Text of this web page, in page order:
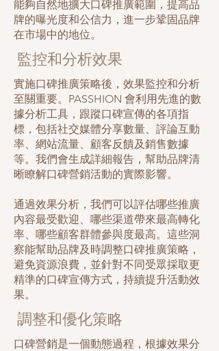
能夠自然地擴大口碑推廣範圍，提高品
牌的曝光度和公信力，進一步鞏固品牌
在市場中的地位。
監控和分析效果
實施口碑推廣策略後，效果監控和分析
至關重要。PASSHION 會利用先進的數
據分析工具，跟蹤口碑宣傳的各項指
標，包括社交媒體分享數量、評論互動
率、網站流量、顧客反饋及銷售數據
等。我們會生成詳細報告，幫助品牌清
晰瞭解口碑營銷活動的實際影響。
通過效果分析，我們可以評估哪些推廣
內容最受歡迎、哪些渠道帶來最高轉化
率、哪些顧客群體參與度最高。這些洞
察能幫助品牌及時調整口碑推廣策略，
避免資源浪費，並針對不同受眾採取更
精準的口碑宣傳方式，持續提升活動效
果。
調整和優化策略
口碑營銷是一個動態過程，根據效果分